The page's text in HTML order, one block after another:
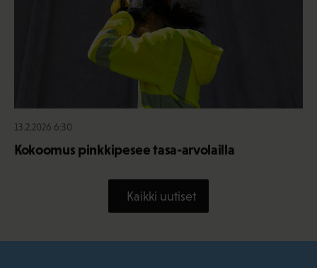
13.2.2026 6:30
Kokoomus pinkkipesee tasa-arvolailla
Kaikki uutiset